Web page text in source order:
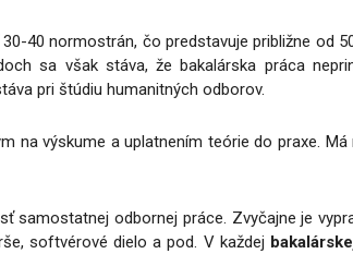
40 normostrán, čo predstavuje približne od
sa však stáva, že bakalárska práca
pri štúdiu humanitných odborov.
na výskume a uplatnením teórie do praxe.
samostatnej odbornej práce. Zvyčajne je
softvérové dielo a pod. V každej